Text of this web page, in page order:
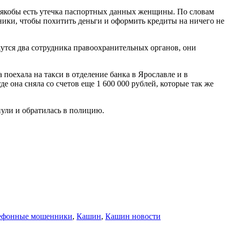
есть утечка паспортных данных женщины. По словам
чтобы похитить деньги и оформить кредиты на ничего не
два сотрудника правоохранительных органов, они
на такси в отделение банка в Ярославле и в
она сняла со счетов еще 1 600 000 рублей, которые так же
и обратилась в полицию.
мошенники, Кашин, Кашин новости